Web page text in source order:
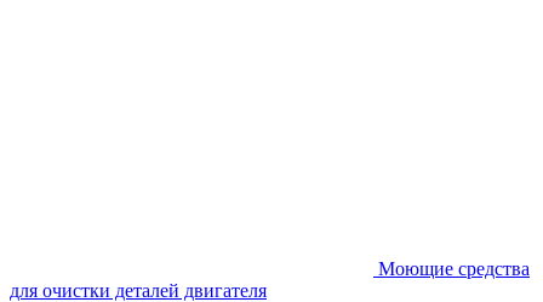
Моющие средства
для очистки деталей двигателя